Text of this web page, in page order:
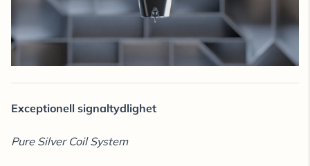
Exceptionell signaltydlighet
Pure Silver Coil System